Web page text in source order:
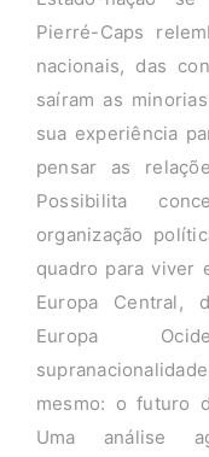
Pierré-Caps
nacionais, das
saíram as
sua experiência
pensar as
Possibilita
organização
quadro para viver
Europa Central,
Europa
mesmo: o futuro
Uma análise